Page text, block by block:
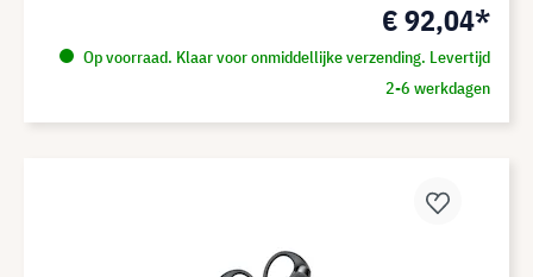
€ 92,04*
Op voorraad. Klaar voor onmiddellijke verzending. Levertijd
2-6 werkdagen